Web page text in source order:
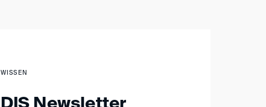
WISSEN